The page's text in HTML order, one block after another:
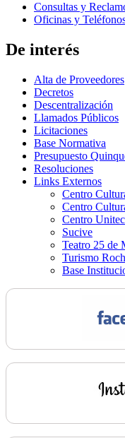
Consultas y
Oficinas y
De interés
Alta de Proveedores
Decretos
Descentralización
Llamados Públicos
Licitaciones
Base Normativa
Presupuesto
Resoluciones
Links Externos
Centro
Centro
Centro Unitec
Sucive
Teatro 25 de
Turismo
Base